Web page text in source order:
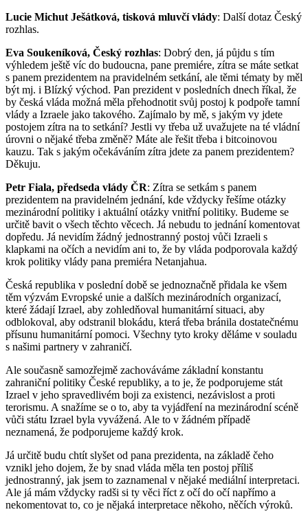
Lucie Michut Ješátková, tisková mluvčí vlády: Další dotaz Český
rozhlas.
Eva Soukeníková, Český rozhlas: Dobrý den, já půjdu s tím
výhledem ještě víc do budoucna, pane premiére, zítra se máte setkat
s panem prezidentem na pravidelném setkání, ale těmi tématy by měl
být mj. i Blízký východ. Pan prezident v posledních dnech říkal, že
by česká vláda možná měla přehodnotit svůj postoj k podpoře tamní
vlády a Izraele jako takového. Zajímalo by mě, s jakým vy jdete
postojem zítra na to setkání? Jestli vy třeba už uvažujete na té vládní
úrovni o nějaké třeba změně? Máte ale řešit třeba i bitcoinovou
kauzu. Tak s jakým očekáváním zítra jdete za panem prezidentem?
Děkuju.
Petr Fiala, předseda vlády ČR: Zítra se setkám s panem
prezidentem na pravidelném jednání, kde vždycky řešíme otázky
mezinárodní politiky i aktuální otázky vnitřní politiky. Budeme se
určitě bavit o všech těchto věcech. Já nebudu to jednání komentovat
dopředu. Já nevidím žádný jednostranný postoj vůči Izraeli s
klapkami na očích a nevidím ani to, že by vláda podporovala každý
krok politiky vlády pana premiéra Netanjahua.
Česká republika v poslední době se jednoznačně přidala ke všem
těm výzvám Evropské unie a dalších mezinárodních organizací,
které žádají Izrael, aby zohledňoval humanitární situaci, aby
odblokoval, aby odstranil blokádu, která třeba bránila dostatečnému
přísunu humanitární pomoci. Všechny tyto kroky děláme v souladu
s našimi partnery v zahraničí.
Ale současně samozřejmě zachováváme základní konstantu
zahraniční politiky České republiky, a to je, že podporujeme stát
Izrael v jeho spravedlivém boji za existenci, nezávislost a proti
terorismu. A snažíme se o to, aby ta vyjádření na mezinárodní scéně
vůči státu Izrael byla vyvážená. Ale to v žádném případě
neznamená, že podporujeme každý krok.
Já určitě budu chtít slyšet od pana prezidenta, na základě čeho
vznikl jeho dojem, že by snad vláda měla ten postoj příliš
jednostranný, jak jsem to zaznamenal v nějaké mediální interpretaci.
Ale já mám vždycky radši si ty věci říct z očí do očí napřímo a
nekomentovat to, co je nějaká interpretace někoho, něčích výroků.